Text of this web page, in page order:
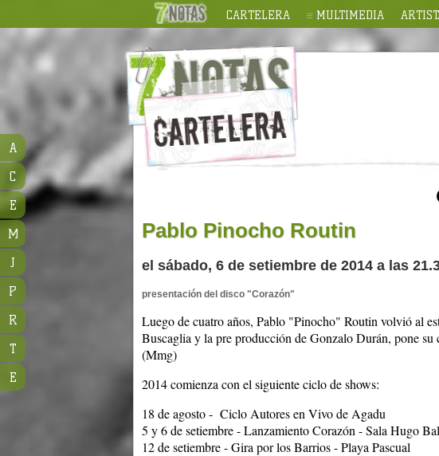
CARTELERA MULTIMEDIA
Pablo Pinocho Routin
el sábado, 6 de setiembre de 2014 a las
presentación del disco "Corazón"
Luego de cuatro años, Pablo "Pinocho" Routin volvió al
Buscaglia y la pre producción de Gonzalo Durán, pone
(Mmg)
2014 comienza con el siguiente ciclo de shows:
18 de agosto - Ciclo Autores en Vivo de Agadu
5 y 6 de setiembre - Lanzamiento Corazón - Sala Hugo
12 de setiembre - Gira por los Barrios - Playa Pascual
A
C
E
M
J
P
R
T
E